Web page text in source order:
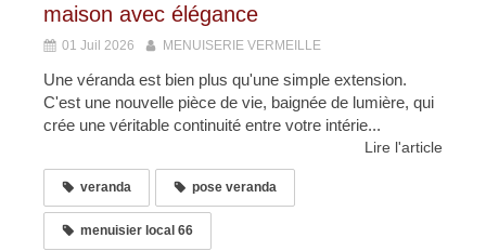
maison avec élégance
01 Juil 2026 MENUISERIE VERMEILLE
Une véranda est bien plus qu'une simple extension.
C'est une nouvelle pièce de vie, baignée de lumière, qui
crée une véritable continuité entre votre intérie...
Lire l'article
veranda pose veranda
menuisier local 66